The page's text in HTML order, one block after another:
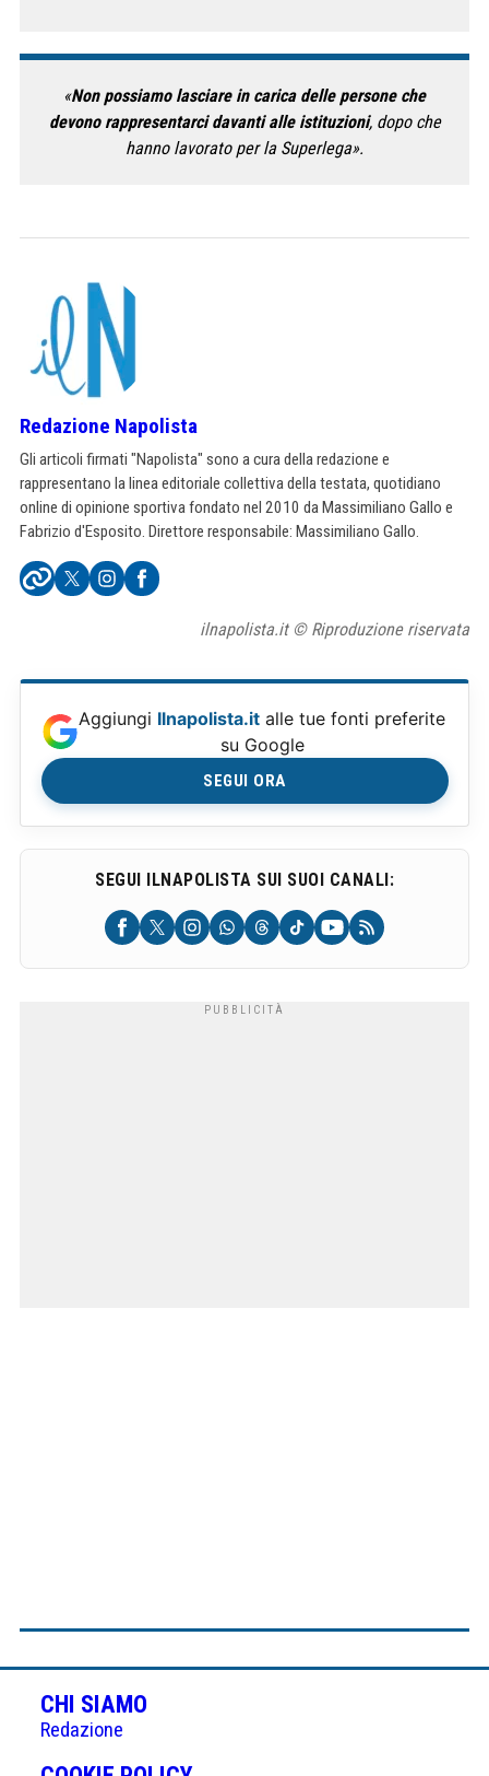
«Non possiamo lasciare in carica delle persone che
devono rappresentarci davanti alle istituzioni, dopo che
hanno lavorato per la Superlega».
Redazione Napolista
Gli articoli firmati "Napolista" sono a cura della redazione e
rappresentano la linea editoriale collettiva della testata, quotidiano
online di opinione sportiva fondato nel 2010 da Massimiliano Gallo e
Fabrizio d'Esposito. Direttore responsabile: Massimiliano Gallo.
ilnapolista.it © Riproduzione riservata
Aggiungi Ilnapolista.it alle tue fonti preferite
su Google
SEGUI ORA
SEGUI ILNAPOLISTA SUI SUOI CANALI:
CHI SIAMO
Redazione